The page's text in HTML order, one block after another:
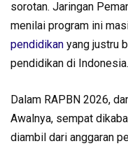
sorotan. Jaringan
menilai program ini
pendidikan yang justru
pendidikan di Indonesia.
Dalam RAPBN 2026,
Awalnya, sempat
diambil dari anggaran